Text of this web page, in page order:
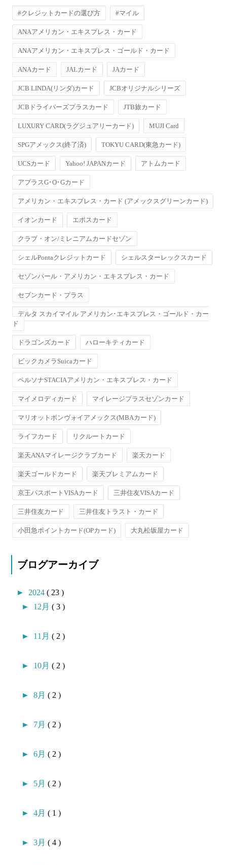
#クレジットカードの選び方 #マイル
ANAアメリカン・エキスプレス・カード
ANAアメリカン・エキスプレス・ゴールド・カード
ANAカード JALカード JAカード
JCB LINDA(リンダ)カード JCBオリジナルシリーズ
JCBドライバーズプラスカード JTB旅カード
LUXURY CARD(ラグジュアリーカード) MUJI Card
SPGアメックス(終了済) TOKYU CARD(東急カード)
UCSカード Yahoo! JAPANカード アトムカード
アプラスG･O･Gカード
アメリカン・エキスプレス・カード (アメックスグリーンカード)
イオンカード エポスカード
クラブ・オン/ミレニアムカードセゾン
シェルPontaクレジットカード シェルスターレックスカード
セゾンパール・アメリカン・エキスプレス・カード
セブンカード・プラス
デルタ スカイマイル アメリカン･エキスプレス・ゴールド・カー
ド
ドラゴンズカード ハローキティカード
ビックカメラSuicaカード
ペルソナSTACIAアメリカン・エキスプレス・カード
マイメロディカード マイレージプラスセゾンカード
マリオットボンヴォイアメックス(MBAカード)
ライフカード リクルートカード
楽天ANAマイレージクラブカード 楽天カード
楽天ゴールドカード 楽天プレミアムカード
京王パスポートVISAカード 三井住友VISAカード
三井住友カード 三井住友トラスト・カード
小田急ポイントカード(OPカード) 大丸松坂屋カード
ブログアーカイブ
► 2024( 23 )
► 12月( 3 )
► 11月( 2 )
► 10月( 2 )
►8月( 2 )
► 7月( 2 )
►6月( 2 )
► 5月( 2 )
►4月( 1 )
►3月( 4 )